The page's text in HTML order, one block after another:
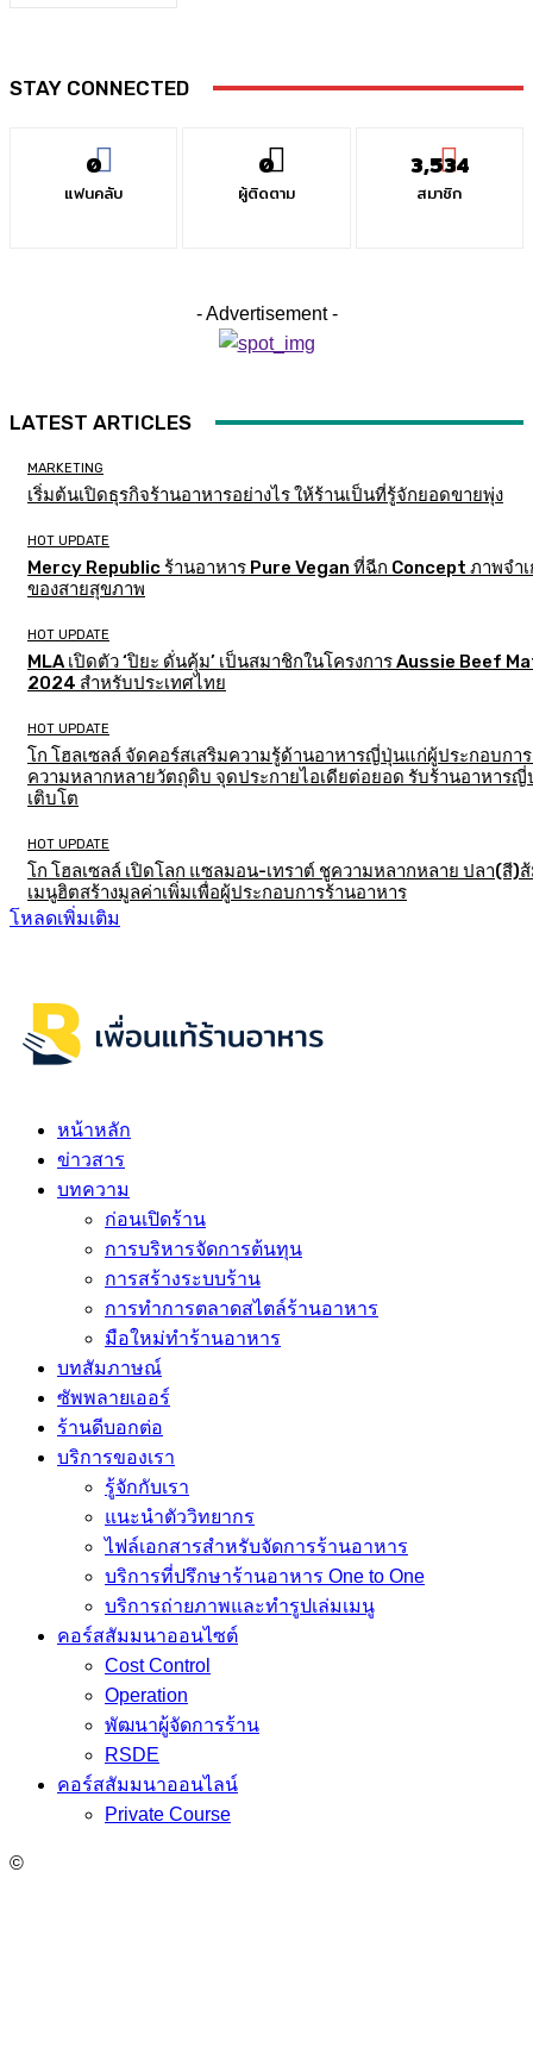
STAY CONNECTED
0
แฟนคลับ
0
ผู้ติดตาม
3,534
สมาชิก
- Advertisement -
LATEST ARTICLES
MARKETING
เริ่มต้นเปิดธุรกิจร้านอาหารอย่างไร ให้ร้านเป็นที่รู้จักยอดขายพุ่ง
HOT UPDATE
Mercy Republic ร้านอาหาร Pure Vegan ที่ฉีก Concept ภาพจำเ
ของสายสุขภาพ
HOT UPDATE
MLA เปิดตัว ‘ปิยะ ดั่นคุ้ม’ เป็นสมาชิกในโครงการ Aussie Beef
2024 สำหรับประเทศไทย
HOT UPDATE
โก โฮลเซลล์ จัดคอร์สเสริมความรู้ด้านอาหารญี่ปุ่นแก่ผู้ประกอบกา
ความหลากหลายวัตถุดิบ จุดประกายไอเดียต่อยอด รับร้านอาหาร
เติบโต
HOT UPDATE
โก โฮลเซลล์ เปิดโลก แซลมอน-เทราต์ ชูความหลากหลาย ปลา(สี)
เมนูฮิตสร้างมูลค่าเพิ่มเพื่อผู้ประกอบการร้านอาหาร
โหลดเพิ่มเติม
หน้าหลัก
ข่าวสาร
บทความ
ก่อนเปิดร้าน
การบริหารจัดการต้นทุน
การสร้างระบบร้าน
การทำการตลาดสไตล์ร้านอาหาร
มือใหม่ทำร้านอาหาร
บทสัมภาษณ์
ซัพพลายเออร์
ร้านดีบอกต่อ
บริการของเรา
รู้จักกับเรา
แนะนำตัววิทยากร
ไฟล์เอกสารสำหรับจัดการร้านอาหาร
บริการที่ปรึกษาร้านอาหาร One to One
บริการถ่ายภาพและทำรูปเล่มเมนู
คอร์สสัมมนาออนไซต์
Cost Control
Operation
พัฒนาผู้จัดการร้าน
RSDE
คอร์สสัมมนาออนไลน์
Private Course
©